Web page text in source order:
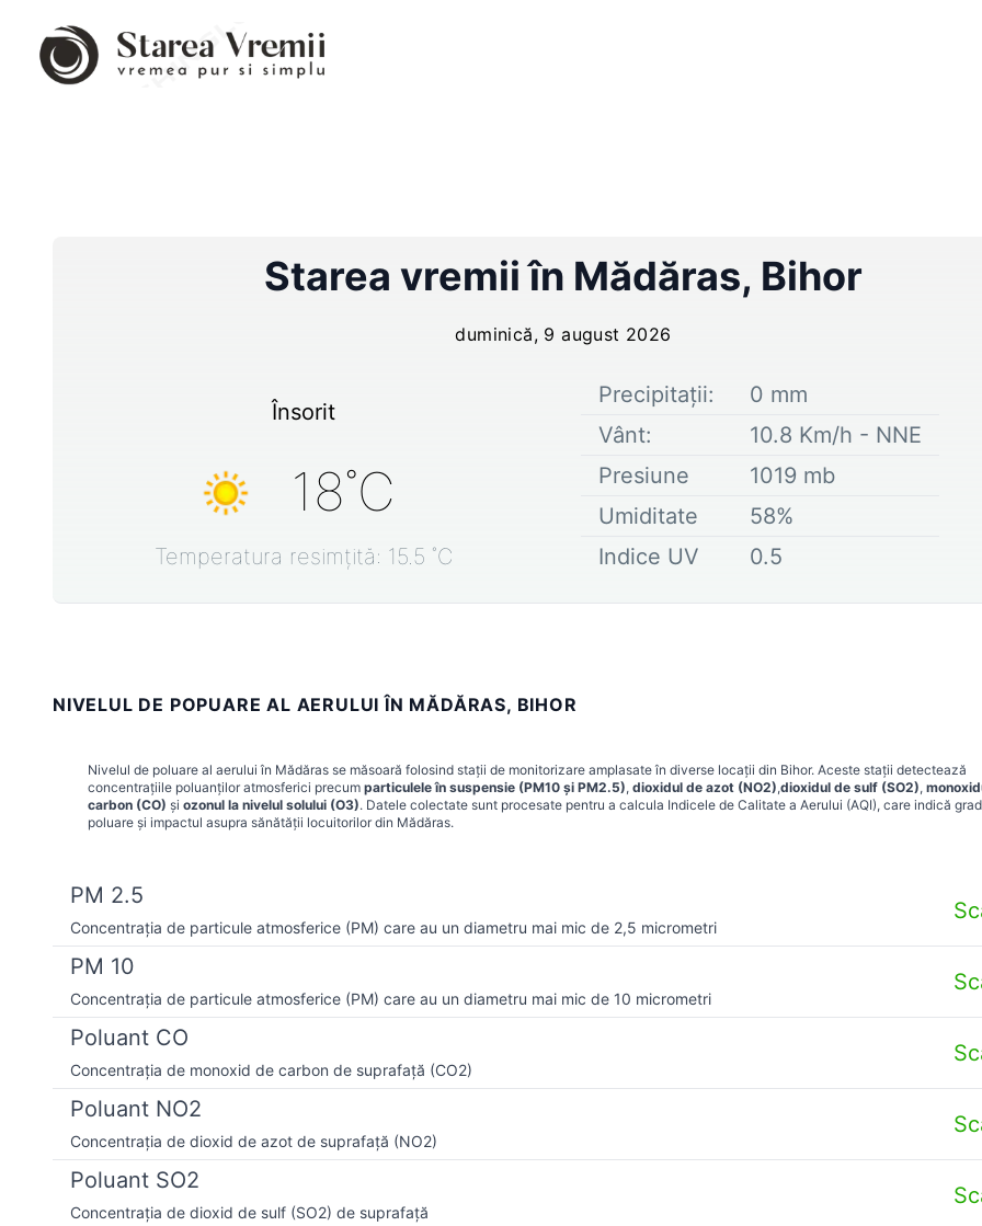
Starea vremii în Mădăras, Bihor
duminică, 9 august 2026
Însorit
18˚C
Temperatura resimțită: 15.5 ˚C
Precipitații: 0 mm
Vânt:
10.8 Km/h - NNE
Presiune
1019 mb
Umiditate
58%
Indice UV
0.5
NIVELUL DE POPUARE AL AERULUI ÎN MĂDĂRAS, BIHOR
Nivelul de poluare al aerului în Mădăras se măsoară folosind stații de monitorizare amplasate în diverse locații din Bihor. Aceste stații detectează
concentrațiile poluanților atmosferici precum particulele în suspensie (PM10 și PM2.5), dioxidul de azot (NO2),dioxidul de sulf (SO2),
carbon (CO) și ozonul la nivelul solului (O3). Datele colectate sunt procesate pentru a calcula Indicele de Calitate a Aerului (AQI), care indică
poluare și impactul asupra sănătății locuitorilor din Mădăras.
PM 2.5
Concentrația de particule atmosferice (PM) care au un diametru mai mic de 2,5 micrometri
PM 10
Concentrația de particule atmosferice (PM) care au un diametru mai mic de 10 micrometri
Poluant CO
Concentrația de monoxid de carbon de suprafață (CO2)
Poluant NO2
Concentrația de dioxid de azot de suprafață (NO2)
Poluant SO2
Concentrația de dioxid de sulf (SO2) de suprafață